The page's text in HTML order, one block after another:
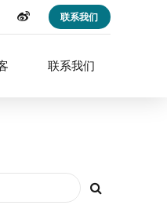
联系我们
联系我们